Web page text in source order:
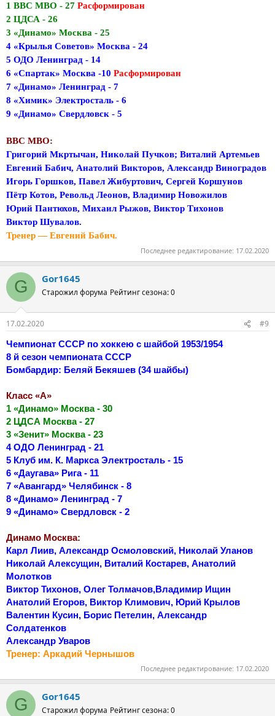
1 ВВС МВО - 27 Расформирован
2 ЦДСА - 26
3 «Динамо» Москва - 25
4 «Крылья Советов» Москва - 24
5 ОДО Ленинград - 14
6 «Спартак» Москва -10 Расформирован
7 «Динамо» Ленинград - 7
8 «Химик» Электросталь - 6
9 «Динамо» Свердловск - 5
ВВС МВО:
Григорий Мкртычан, Николай Пучков; Виталий Артемьев
Евгений Бабич, Анатолий Викторов, Александр Виноградов
Игорь Горшков, Павел Жибуртович, Сергей Коршунов
Пётр Котов, Револьд Леонов, Владимир Новожилов
Юрий Пантюхов, Михаил Рыжов, Виктор Тихонов
Виктор Шувалов.
Тренер — Евгений Бабич.
Последнее редактирование: 17.02.2020
G Gor1645
Старожил форума Рейтинг сезона: 0
17.02.2020
#9
Чемпионат СССР по хоккею с шайбой 1953/1954
8 й сезон чемпионата СССР
Бомбардир: Беляй Бекяшев (34 шайбы)
Класс «А»
1 «Динамо» Москва - 30
2 ЦДСА Москва - 27
3 «Зенит» Москва - 23
4 ОДО Ленинград - 21
5 Клуб им. К. Маркса Электросталь - 15
6 «Даугава» Рига - 11
7 «Авангард» Челябинск - 8
8 «Динамо» Ленинград - 7
9 «Динамо» Свердловск - 2
Динамо Москва:
Карл Лиив, Александр Осмоловский, Николай Уланов
Николай Алексущин, Виталий Костарев, Анатолий
Молотков
Виктор Тихонов, Олег Толмачов,Владимир Ищин
Анатолий Егоров, Виктор Климович, Юрий Крылов
Валентин Кусин, Борис Петелин, Александр
Солдатенков
Александр Уваров
Тренер: Аркадий Чернышов
Последнее редактирование: 17.02.2020
G Gor1645
Старожил форума Рейтинг сезона: 0